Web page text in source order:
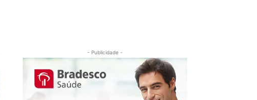
- Publicidade -